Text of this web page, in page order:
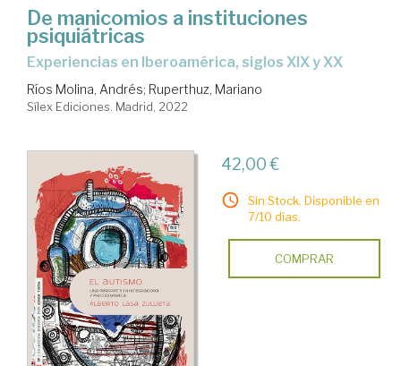
De manicomios a instituciones
psiquiátricas
experiencias en Iberoamérica, siglos XIX y XX
Ríos Molina, Andrés; Ruperthuz, Mariano
Sílex Ediciones. Madrid, 2022
42,00 €
Sin Stock. Disponible en
7/10 días.
COMPRAR